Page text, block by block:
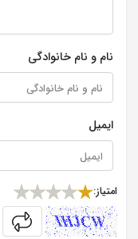
نام و نام خانوادگی
ایمیل
امتیاز: